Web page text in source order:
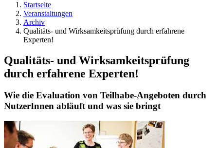
Startseite
Veranstaltungen
Archiv
Qualitäts- und Wirksamkeitsprüfung durch erfahrene
Experten!
Qualitäts- und Wirksamkeitsprüfung
durch erfahrene Experten!
Wie die Evaluation von Teilhabe-Angeboten durch
NutzerInnen abläuft und was sie bringt